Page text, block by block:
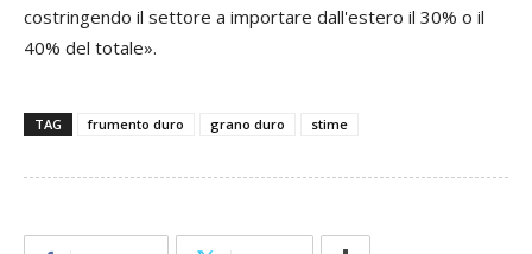
costringendo il settore a importare dall'estero il 30% o il
40% del totale».
TAG frumento duro grano duro stime